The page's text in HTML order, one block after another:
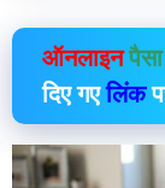
ऑनलाइनपैसा
दिए गएलिंक